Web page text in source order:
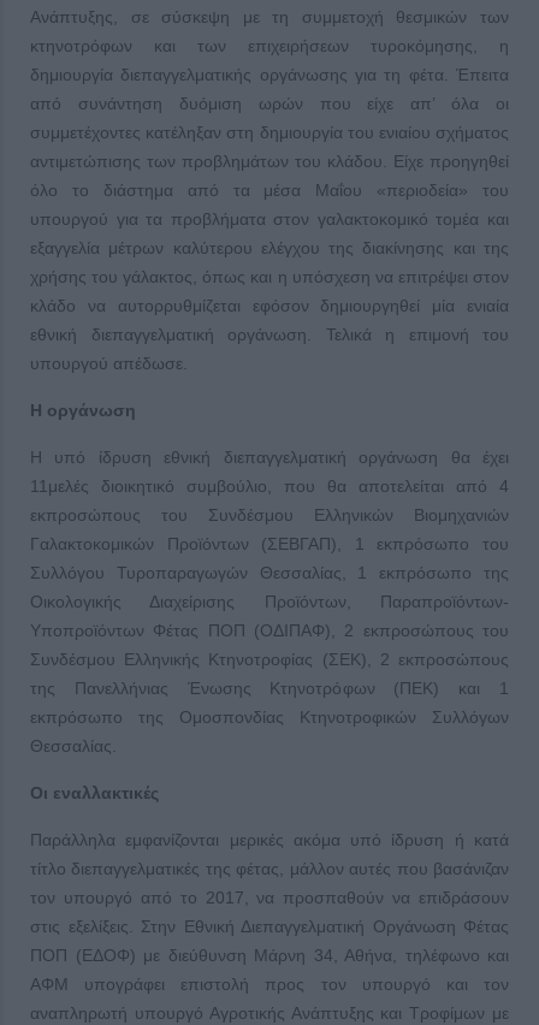
Ανάπτυξης, σε σύσκεψη με τη συμμετοχή θεσμικών των
κτηνοτρόφων και των επιχειρήσεων τυροκόμησης, η
δημιουργία διεπαγγελματικής οργάνωσης για τη φέτα. Έπειτα
από συνάντηση δυόμιση ωρών που είχε απ’ όλα οι
συμμετέχοντες κατέληξαν στη δημιουργία του ενιαίου σχήματος
αντιμετώπισης των προβλημάτων του κλάδου. Είχε προηγηθεί
όλο το διάστημα από τα μέσα Μαΐου «περιοδεία» του
υπουργού για τα προβλήματα στον γαλακτοκομικό τομέα και
εξαγγελία μέτρων καλύτερου ελέγχου της διακίνησης και της
χρήσης του γάλακτος, όπως και η υπόσχεση να επιτρέψει στον
κλάδο να αυτορρυθμίζεται εφόσον δημιουργηθεί μία ενιαία
εθνική διεπαγγελματική οργάνωση. Τελικά η επιμονή του
υπουργού απέδωσε.
Η οργάνωση
Η υπό ίδρυση εθνική διεπαγγελματική οργάνωση θα έχει
11μελές διοικητικό συμβούλιο, που θα αποτελείται από 4
εκπροσώπους του Συνδέσμου Ελληνικών Βιομηχανιών
Γαλακτοκομικών Προϊόντων (ΣΕΒΓΑΠ), 1 εκπρόσωπο του
Συλλόγου Τυροπαραγωγών Θεσσαλίας, 1 εκπρόσωπο της
Οικολογικής Διαχείρισης Προϊόντων, Παραπροϊόντων-
Υποπροϊόντων Φέτας ΠΟΠ (ΟΔΙΠΑΦ), 2 εκπροσώπους του
Συνδέσμου Ελληνικής Κτηνοτροφίας (ΣΕΚ), 2 εκπροσώπους
της Πανελλήνιας Ένωσης Κτηνοτρόφων (ΠΕΚ) και 1
εκπρόσωπο της Ομοσπονδίας Κτηνοτροφικών Συλλόγων
Θεσσαλίας.
Οι εναλλακτικές
Παράλληλα εμφανίζονται μερικές ακόμα υπό ίδρυση ή κατά
τίτλο διεπαγγελματικές της φέτας, μάλλον αυτές που βασάνιζαν
τον υπουργό από το 2017, να προσπαθούν να επιδράσουν
στις εξελίξεις. Στην Εθνική Διεπαγγελματική Οργάνωση Φέτας
ΠΟΠ (ΕΔΟΦ) με διεύθυνση Μάρνη 34, Αθήνα, τηλέφωνο και
ΑΦΜ υπογράφει επιστολή προς τον υπουργό και τον
αναπληρωτή υπουργό Αγροτικής Ανάπτυξης και Τροφίμων με